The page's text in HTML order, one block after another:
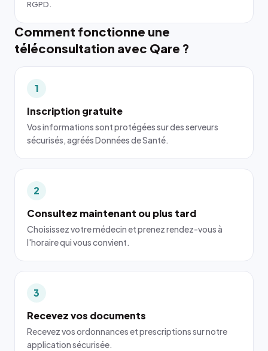
RGPD.
Comment fonctionne une
téléconsultation avec Qare ?
1
Inscription gratuite
Vos informations sont protégées sur des serveurs
sécurisés, agréés Données de Santé.
2
Consultez maintenant ou plus tard
Choisissez votre médecin et prenez rendez-vous à
l'horaire qui vous convient.
3
Recevez vos documents
Recevez vos ordonnances et prescriptions sur notre
application sécurisée.